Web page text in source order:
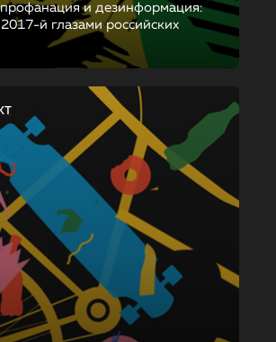
и дезинформация:
й глазами российских